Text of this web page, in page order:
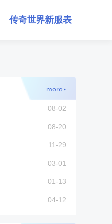
传奇世界新服表
more
08-02
08-20
11-29
03-01
01-13
04-12